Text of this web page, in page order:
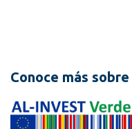
Conoce más